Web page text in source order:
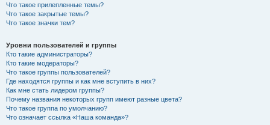
Что такое прилепленные темы?
Что такое закрытые темы?
Что такое значки тем?
Уровни пользователей и группы
Кто такие администраторы?
Кто такие модераторы?
Что такое группы пользователей?
Где находятся группы и как мне вступить в них?
Как мне стать лидером группы?
Почему названия некоторых групп имеют разные цвета?
Что такое группа по умолчанию?
Что означает ссылка «Наша команда»?